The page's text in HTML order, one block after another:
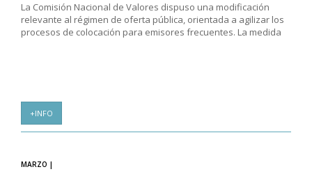
La Comisión Nacional de Valores dispuso una modificación
relevante al régimen de oferta pública, orientada a agilizar los
procesos de colocación para emisores frecuentes. La medida
+INFO
MARZO |